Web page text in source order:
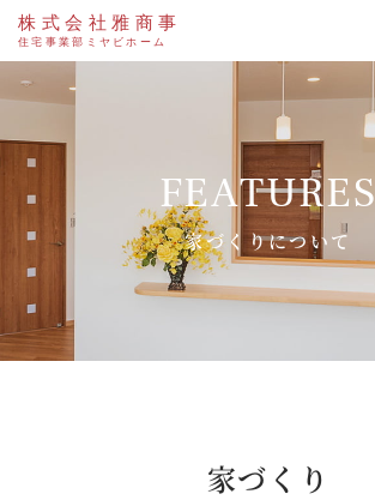
株式会社雅商事
住宅事業部ミヤビホーム
FEATURES
家づくりについて
家づくり